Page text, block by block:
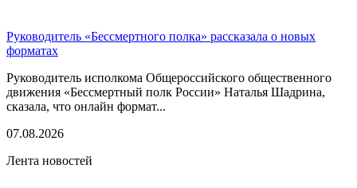
Руководитель «Бессмертного полка» рассказала о новых
форматах
Руководитель исполкома Общероссийского общественного
движения «Бессмертный полк России» Наталья Шадрина,
сказала, что онлайн формат...
07.08.2026
Лента новостей